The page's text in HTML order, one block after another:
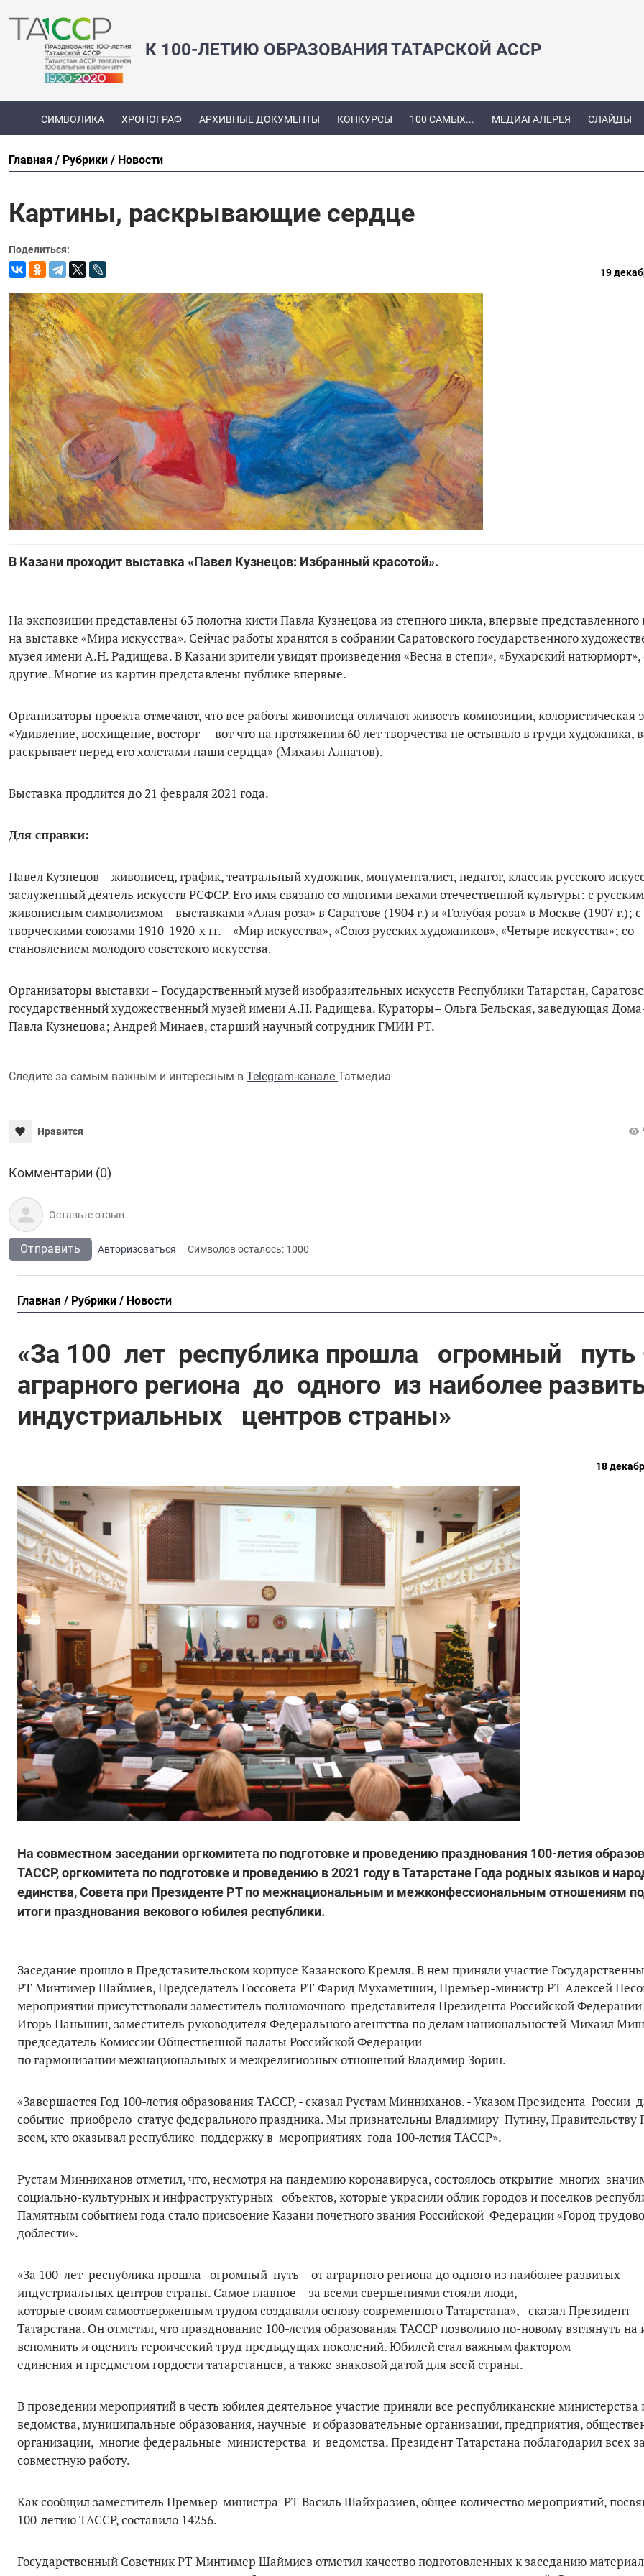
К 100-ЛЕТИЮ ОБРАЗОВАНИЯ ТАТАРСКОЙ АССР
СИМВОЛИКА ХРОНОГРАФ АРХИВНЫЕ ДОКУМЕНТЫ КОНКУРСЫ 100 САМЫХ... МЕДИАГАЛЕРЕЯ СЛАЙДЫ
Главная Рубрики Новости
Картины, раскрывающие сердце
Поделиться:
19
В Казани проходит выставка «Павел Кузнецов: Избранный красотой».
На экспозиции представлены 63 полотна кисти Павла Кузнецова из степного цикла, впервые представленного
на выставке «Мира искусства». Сейчас работы хранятся в собрании Саратовского государственного
музея имени А.Н. Радищева. В Казани зрители увидят произведения «Весна в степи», «Бухарский натюрморт»,
другие. Многие из картин представлены публике впервые.
Организаторы проекта отмечают, что все работы живописца отличают живость композиции, колористическая
«Удивление, восхищение, восторг — вот что на протяжении 60 лет творчества не остывало в груди художника,
раскрывает перед его холстами наши сердца» (Михаил Алпатов).
Выставка продлится до 21 февраля 2021 года.
Для справки:
Павел Кузнецов – живописец, график, театральный художник, монументалист, педагог, классик русского
заслуженный деятель искусств РСФСР. Его имя связано со многими вехами отечественной культуры: с русским
живописным символизмом – выставками «Алая роза» в Саратове (1904 г.) и «Голубая роза» в Москве (1907 г.);
творческими союзами 1910-1920-х гг. – «Мир искусства», «Союз русских художников», «Четыре искусства»; со
становлением молодого советского искусства.
Организаторы выставки – Государственный музей изобразительных искусств Республики Татарстан,
государственный художественный музей имени А.Н. Радищева. Кураторы– Ольга Бельская, заведующая
Павла Кузнецова; Андрей Минаев, старший научный сотрудник ГМИИ РТ.
Следите за самым важным и интересным в Telegram-канале Татмедиа
Нравится
Комментарии (0)
Отправить Авторизоваться Символов осталось: 1000
Главная Рубрики Новости
«За 100 лет республика прошла огромный путь
аграрного региона до одного из наиболее
индустриальных центров страны»
18
На совместном заседании оргкомитета по подготовке и проведению празднования 100-летия
ТАССР, оргкомитета по подготовке и проведению в 2021 году в Татарстане Года родных языков и
единства, Совета при Президенте РТ по межнациональным и межконфессиональным отношениям
итоги празднования векового юбилея республики.
Заседание прошло в Представительском корпусе Казанского Кремля. В нем приняли участие
РТ Минтимер Шаймиев, Председатель Госсовета РТ Фарид Мухаметшин, Премьер-министр РТ Алексей
мероприятии присутствовали заместитель полномочного представителя Президента Российской
Игорь Паньшин, заместитель руководителя Федерального агентства по делам национальностей Михаил
председатель Комиссии Общественной палаты Российской Федерации
по гармонизации межнациональных и межрелигиозных отношений Владимир Зорин.
«Завершается Год 100-летия образования ТАССР, - сказал Рустам Минниханов. - Указом Президента России
событие приобрело статус федерального праздника. Мы признательны Владимиру Путину, Правительству
всем, кто оказывал республике поддержку в мероприятиях года 100-летия ТАССР».
Рустам Минниханов отметил, что, несмотря на пандемию коронавируса, состоялось открытие многих
социально-культурных и инфраструктурных объектов, которые украсили облик городов и поселков
Памятным событием года стало присвоение Казани почетного звания Российской Федерации «Город
доблести».
«За 100 лет республика прошла огромный путь – от аграрного региона до одного из наиболее развитых
индустриальных центров страны. Самое главное – за всеми свершениями стояли люди,
которые своим самоотверженным трудом создавали основу современного Татарстана», - сказал Президент
Татарстана. Он отметил, что празднование 100-летия образования ТАССР позволило по-новому взглянуть на
вспомнить и оценить героический труд предыдущих поколений. Юбилей стал важным фактором
единения и предметом гордости татарстанцев, а также знаковой датой для всей страны.
В проведении мероприятий в честь юбилея деятельное участие приняли все республиканские министерства
ведомства, муниципальные образования, научные и образовательные организации, предприятия,
организации, многие федеральные министерства и ведомства. Президент Татарстана поблагодарил всех
совместную работу.
Как сообщил заместитель Премьер-министра РТ Василь Шайхразиев, общее количество мероприятий,
100-летию ТАССР, составило 14256.
Государственный Советник РТ Минтимер Шаймиев отметил качество подготовленных к заседанию